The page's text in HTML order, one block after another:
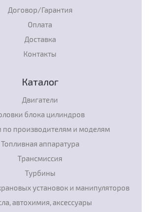
Договор/Гарантия
Оплата
Доставка
Контакты
Каталог
Двигатели
блока цилиндров
по производителям и моделям
Топливная аппаратура
Трансмиссия
Турбины
установок и манипуляторов
автохимия, аксессуары